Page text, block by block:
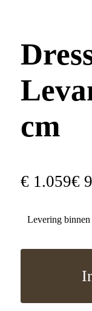
cm
€ 1 .059€
Levering binnen